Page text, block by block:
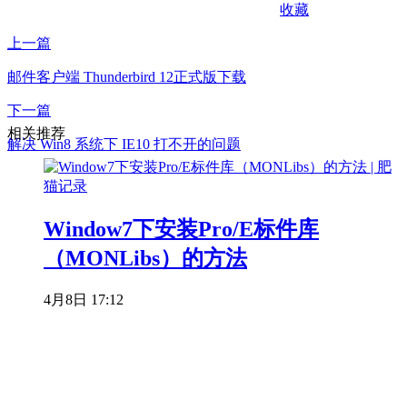
收藏
上一篇
邮件客户端 Thunderbird 12正式版下载
下一篇
解决 Win8 系统下 IE10 打不开的问题
相关推荐
Window7下安装Pro/E标件库
（MONLibs）的方法
4月8日 17:12